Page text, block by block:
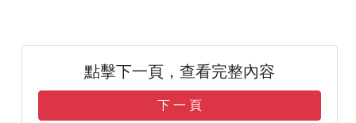
點擊下一頁，查看完整內容
下 一 頁